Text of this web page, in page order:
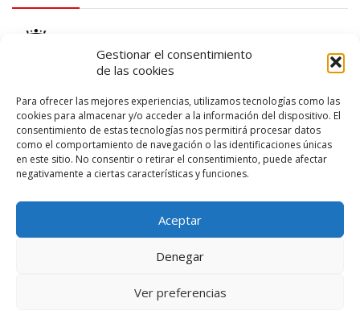
Gestionar el consentimiento
de las cookies
Para ofrecer las mejores experiencias, utilizamos tecnologías como las
cookies para almacenar y/o acceder a la información del dispositivo. El
consentimiento de estas tecnologías nos permitirá procesar datos
como el comportamiento de navegación o las identificaciones únicas
en este sitio. No consentir o retirar el consentimiento, puede afectar
negativamente a ciertas características y funciones.
Aceptar
Denegar
Ver preferencias
logo SID